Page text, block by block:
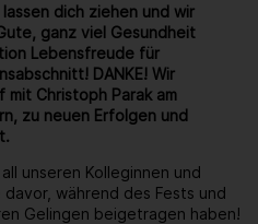
dich ziehen und wir
ganz viel Gesundheit
Lebensfreude für
DANKE! Wir
mit Christoph Parak am
zu neuen Erfolgen und
unseren Kolleginnen und
während des Fests und
Gelingen beigetragen haben!